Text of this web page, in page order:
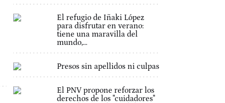
El refugio de Iñaki López
para disfrutar en verano:
tiene una maravilla del
mundo,...
Presos sin apellidos ni culpas
El PNV propone reforzar los
derechos de los "cuidadores"